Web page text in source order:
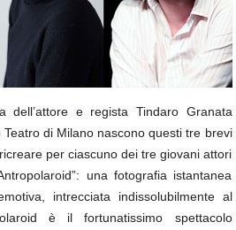
dell’attore e regista Tindaro Granata
di Milano nascono questi tre brevi
per ciascuno dei tre giovani attori
una fotografia istantanea
intrecciata indissolubilmente al
è il fortunatissimo spettacolo